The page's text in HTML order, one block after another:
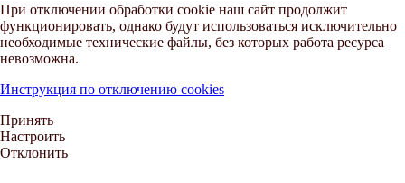
При отключении обработки cookie наш сайт продолжит
функционировать, однако будут использоваться исключительно
необходимые технические файлы, без которых работа ресурса
невозможна.
Инструкция по отключению cookies
Принять
Настроить
Отклонить